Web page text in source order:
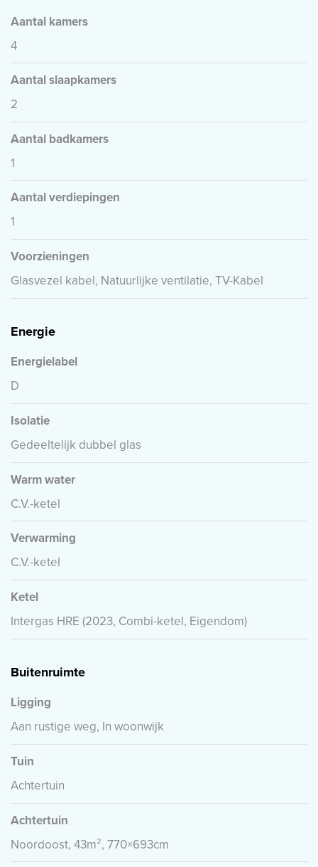
Aantal kamers
4
Aantal slaapkamers
2
Aantal badkamers
1
Aantal verdiepingen
1
Voorzieningen
Glasvezel kabel, Natuurlijke ventilatie, TV-Kabel
Energie
Energielabel
D
Isolatie
Gedeeltelijk dubbel glas
Warm water
C.V.-ketel
Verwarming
C.V.-ketel
Ketel
Intergas HRE (2023, Combi-ketel, Eigendom)
Buitenruimte
Ligging
Aan rustige weg, In woonwijk
Tuin
Achtertuin
Achtertuin
Noordoost, 43m², 770×693cm